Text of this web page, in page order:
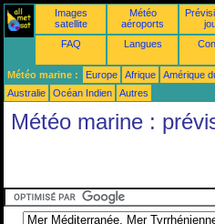
Images
satellite
Météo
aéroports
FAQ Langues
Météo marine : Europe Afrique Amérique
Australie
Océan Indien Autres
Météo marine :